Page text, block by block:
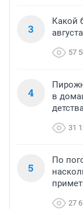
3
Какой
57
4
в
31
5
По
27